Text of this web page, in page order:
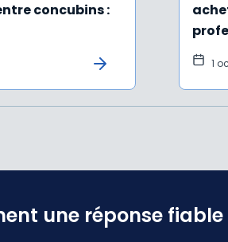
concubins :
1
une réponse